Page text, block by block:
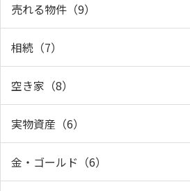
売れる物件（9）
相続（7）
空き家（8）
実物資産（6）
金・ゴールド（6）